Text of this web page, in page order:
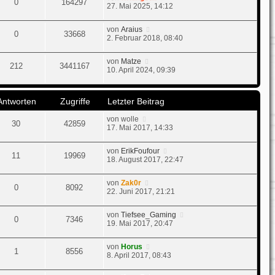
0 164297
27. Mai 2025, 14:12
0 33668 vonAraius
2. Februar 2018, 08:40
212 3441167 von Matze
10. April 2024, 09:39
Zugriffe
Letzter Beitrag
30 42859 vonwolle
17. Mai 2017, 14:33
11 19969 von ErikFoufour
18. August 2017, 22:47
0 8092 vonZak0r
22. Juni 2017, 21:21
0 7346 vonTiefsee_Gaming
19. Mai 2017, 20:47
1 8556 von Horus
8. April 2017, 08:43